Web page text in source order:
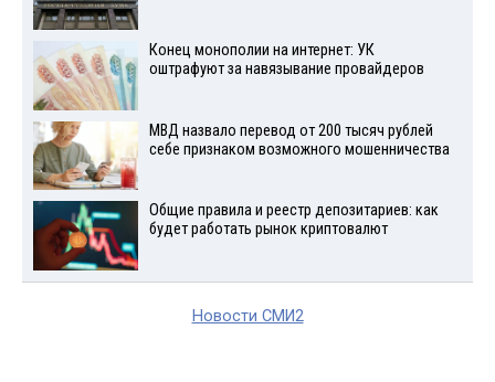
Конец монополии на интернет: УК
оштрафуют за навязывание провайдеров
МВД назвало перевод от 200 тысяч рублей
себе признаком возможного мошенничества
Общие правила и реестр депозитариев: как
будет работать рынок криптовалют
Новости СМИ2